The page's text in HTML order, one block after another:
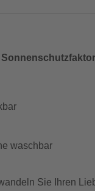
waschbar
Sie Ihren